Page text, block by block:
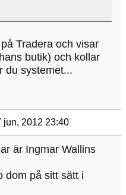
Tradera och visar
butik) och kollar
du systemet...
jun, 2012 23:40
är Ingmar Wallins
dom på sitt sätt i